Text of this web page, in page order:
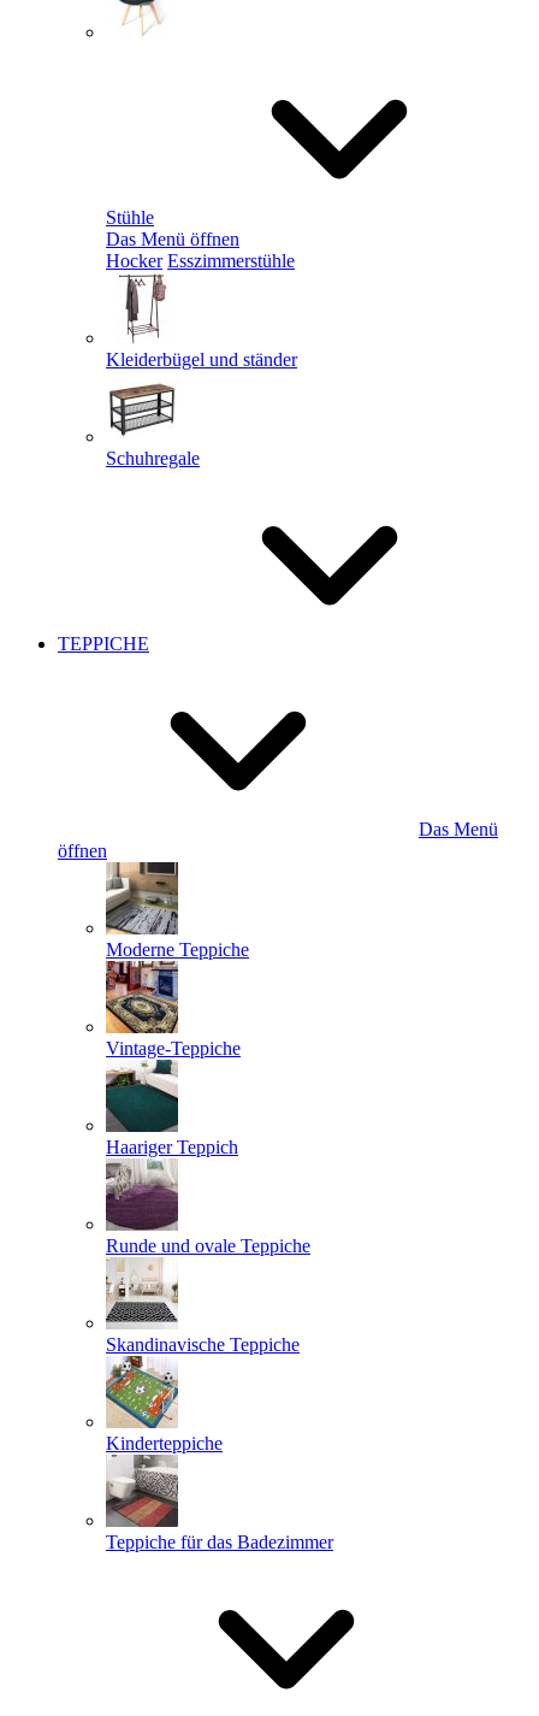
Stühle
Das Menü öffnen
Hocker Esszimmerstühle
Kleiderbügel und ständer
Schuhregale
TEPPICHE
Das Menü
öffnen
Moderne Teppiche
Vintage-Teppiche
Haariger Teppich
Runde und ovale Teppiche
Skandinavische Teppiche
Kinderteppiche
Teppiche für das Badezimmer